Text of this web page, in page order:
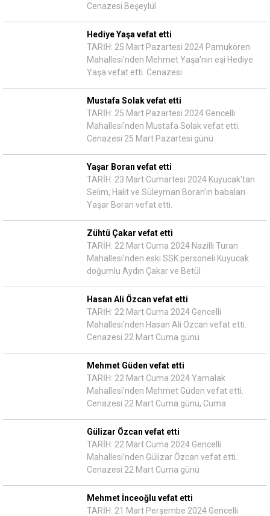
Cenazesi Beşeylül
Hediye Yaşa vefat etti
TARİH: 25 Mart Pazartesi 2024 Pamukören
Mahallesi'nden Mehmet Yaşa'nın eşi Hediye
Yaşa vefat etti. Cenazesi
Mustafa Solak vefat etti
TARİH: 25 Mart Pazartesi 2024 Gencelli
Mahallesi'nden Mustafa Solak vefat etti.
Cenazesi 25 Mart Pazartesi günü
Yaşar Boran vefat etti
TARİH: 23 Mart Cumartesi 2024 Kuyucak'tan
Selim, Halit ve Süleyman Boran'ın babaları
Yaşar Boran vefat etti.
Zühtü Çakar vefat etti
TARİH: 22 Mart Cuma 2024 Nazilli Turan
Mahallesi'nden eski SSK personeli Kuyucak
doğumlu Aydın Çakar ve Betül
Hasan Ali Özcan vefat etti
TARİH: 22 Mart Cuma 2024 Gencelli
Mahallesi'nden Hasan Ali Özcan vefat etti.
Cenazesi 22 Mart Cuma günü
Mehmet Güden vefat etti
TARİH: 22 Mart Cuma 2024 Yamalak
Mahallesi'nden Mehmet Güden vefat etti.
Cenazesi 22 Mart Cuma günü, Cuma
Gülizar Özcan vefat etti
TARİH: 22 Mart Cuma 2024 Gencelli
Mahallesi'nden Gülizar Özcan vefat etti.
Cenazesi 22 Mart Cuma günü
Mehmet İnceoğlu vefat etti
TARİH: 21 Mart Perşembe 2024 Gencelli